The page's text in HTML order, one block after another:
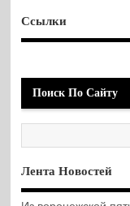
Ссылки
Поиск По Сайту
Лента Новостей